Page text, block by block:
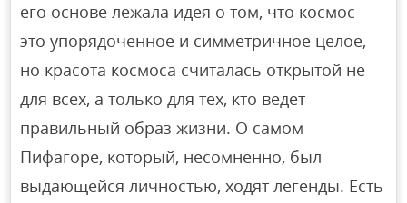
его основе лежала идея о том, что космос —
это упорядоченное и симметричное целое,
но красота космоса считалась открытой не
для всех, а только для тех, кто ведет
правильный образ жизни. О самом
Пифагоре, который, несомненно, был
выдающейся личностью, ходят легенды. Есть